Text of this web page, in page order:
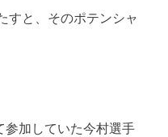
すと、そのポテンシャ
参加していた今村選手